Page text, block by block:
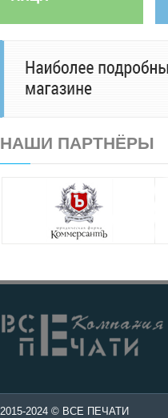
НАШИ ПАРТНЁРЫ
в Чебоксары.
2015-2024 © ВСЕ ПЕЧАТИ